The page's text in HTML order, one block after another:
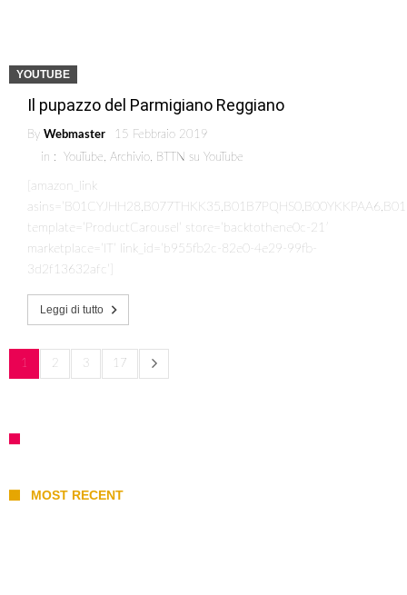
YOUTUBE
Il pupazzo del Parmigiano Reggiano
By Webmaster
15 Febbraio 2019
in : YouTube, Archivio, BTTN su YouTube
[amazon_link
template=’ProductCarousel’ store=’backtothene0c-21′
marketplace=’IT’ link_id=’b955fb2c-82e0-4e29-99fb-
3d2f13632afc’]
Leggi di tutto
1 2 3 17
MOST RECENT